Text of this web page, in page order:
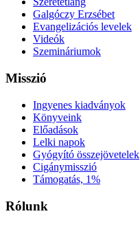
Galgóczy Erzsébet
Evangelizációs levelek
Videók
Szemináriumok
Misszió
Ingyenes kiadványok
Könyveink
Előadások
Lelki napok
Gyógyító összejövetelek
Cigánymisszió
Támogatás, 1%
Rólunk